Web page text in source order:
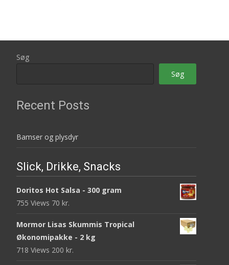
Søg
Søg
Recent Posts
Bamser og plysdyr
Slick, Drikke, Snacks
Doritos Hot Salsa - 300 gram
755 Views 70 kr.
Mormor Lisas Skummis Tropical
Økonomipakke - 2 kg
718 Views 200 kr.